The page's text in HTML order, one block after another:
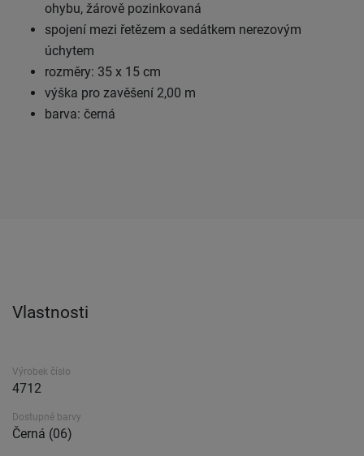
ohybu, žárově pozinkovaná
spojení mezi řetězem a sedátkem nerezovým
úchytem
rozměry: 35 x 15 cm
výška pro zavěšení 2,00 m
barva: černá
Vlastnosti
Výrobek číslo
4712
Dostupné barvy
Černá (06)